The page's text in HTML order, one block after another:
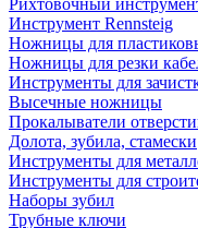
Рихтовочный
Инструмент Rennsteig
Ножницы для
Ножницы для резки
Инструменты для
Высечные ножницы
Прокалыватели
Долота, зубила, стамески
Инструменты для
Инструменты для
Наборы зубил
Трубные ключи